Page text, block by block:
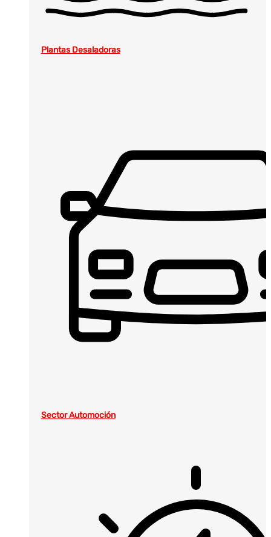
Plantas Desaladoras
Sector Automoción